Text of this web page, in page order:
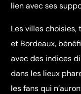
lien avec ses
Les villes choisies,
et Bordeaux,
avec des indices
dans les lieux
les fans qui